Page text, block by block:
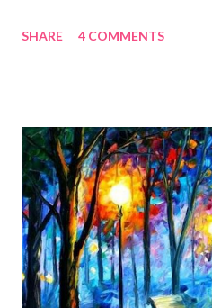
sehingga hasilnya bisa dilihat. Peran
memiliki spesifikasi berbeda sesuai
menggambar bentuk: 1. Kertas
membutuhkan kertas yang baik
nyaman dan maksimal. Bahan
adalah tidak mudah sobek,
proses menggores dan menghapus.
ideal digunakan untuk
SHARE 4 COMMENTS